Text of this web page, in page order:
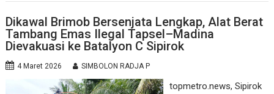
Dikawal Brimob Bersenjata Lengkap, Alat Berat
Tambang Emas Ilegal Tapsel–Madina
Dievakuasi ke Batalyon C Sipirok
4 Maret 2026 SIMBOLON RADJA P
topmetro.news, Sipirok